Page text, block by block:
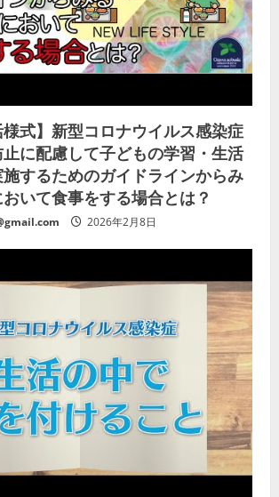
様式】新型コロナウイルス感染症
に配慮して子どもの学習・生活
するためのガイドラインからみ
いて食事をする場合とは？
2026年2月8日